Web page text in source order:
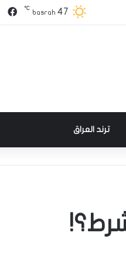
basrah 47
℃
ترند العراق